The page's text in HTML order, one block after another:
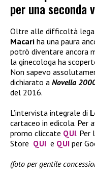
per una seconda
Oltre alle difficoltà
Macari ha una paura
potrò diventare ancora
la ginecologa ha
Non sapevo
dichiarato a Novella
del 2016.
L’intervista integrale di
cartaceo in edicola. Per
promo cliccate QUI. Per
Store QUI e QUI per
(foto per gentile